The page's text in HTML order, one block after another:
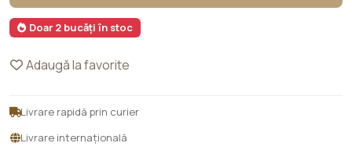
Doar 2 bucăți în stoc
Adaugă la favorite
Livrare rapidă prin curier
Livrare internațională